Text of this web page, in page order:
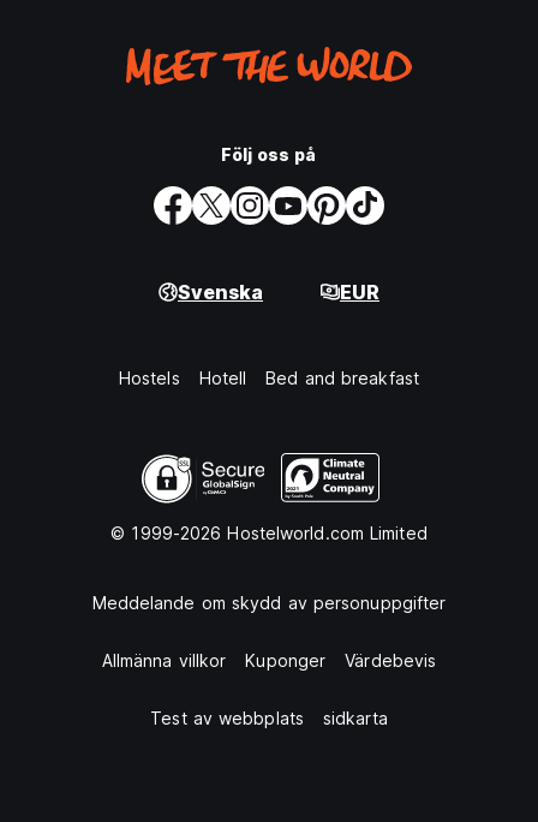
Följ oss på
Svenska EUR
Hostels Hotell Bed and breakfast
© 1999-2026 Hostelworld.com Limited
Meddelande om skydd av personuppgifter
Allmänna villkor Kuponger Värdebevis
Test av webbplats sidkarta